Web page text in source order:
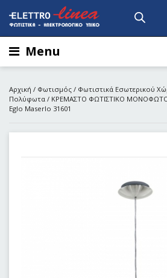
Menu
Αρχική / Φωτισμός / Φωτιστικά Εσωτερικού
Πολύφωτα / ΚΡΕΜΑΣΤΟ ΦΩΤΙΣΤΙΚΟ ΜΟΝΟΦΩΤΟ
Eglo Maserlo 31601